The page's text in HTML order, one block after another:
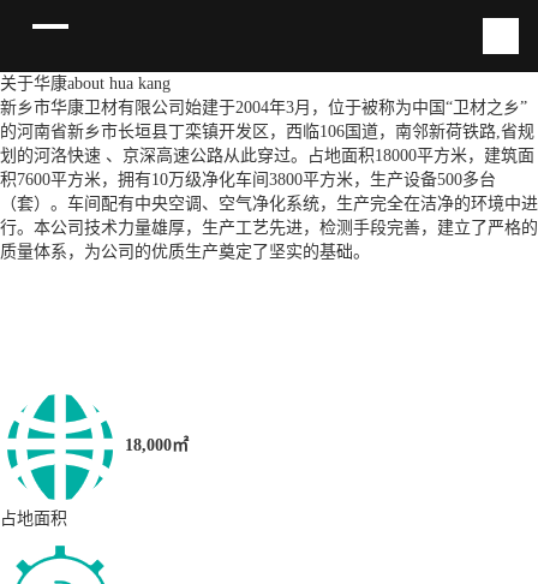
关于华康about hua kang
新乡市华康卫材有限公司始建于2004年3月，位于被称为中国“卫材之乡”
的河南省新乡市长垣县丁栾镇开发区，西临106国道，南邻新荷铁路,省规
划的河洛快速 、京深高速公路从此穿过。占地面积18000平方米，建筑面
积7600平方米，拥有10万级净化车间3800平方米，生产设备500多台
（套）。车间配有中央空调、空气净化系统，生产完全在洁净的环境中进
行。本公司技术力量雄厚，生产工艺先进，检测手段完善，建立了严格的
质量体系，为公司的优质生产奠定了坚实的基础。
18,000㎡
占地面积